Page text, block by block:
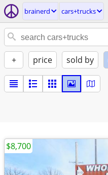
brainerd cars+trucks
+ price sold by
$8,700